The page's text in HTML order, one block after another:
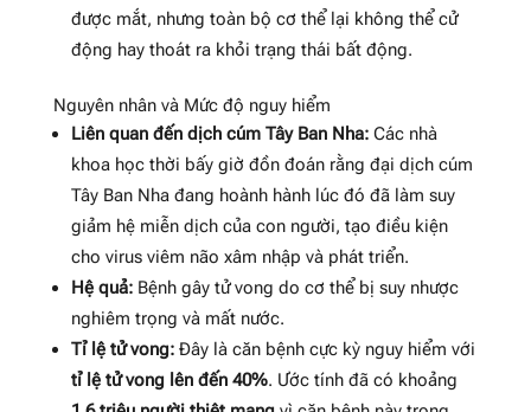
được mắt, nhưng toàn bộ cơ thể lại không thể cử
động hay thoát ra khỏi trạng thái bất động.
Nguyên nhân và Mức độ nguy hiểm
Liên quan đến dịch cúm Tây Ban Nha:Các nhà
khoa học thời bấy giờ đồn đoán rằng đại dịch cúm
Tây Ban Nha đang hoành hành lúc đó đã làm suy
giảm hệ miễn dịch của con người, tạo điều kiện
cho virus viêm não xâm nhập và phát triển.
Hệ quả:Bệnh gây tử vong do cơ thể bị suy nhược
nghiêm trọng và mất nước.
Tỉ lệ tử vong:Đây là căn bệnh cực kỳ nguy hiểm với
tỉ lệ tử vong lên đến 40%. Ước tính đã có khoảng